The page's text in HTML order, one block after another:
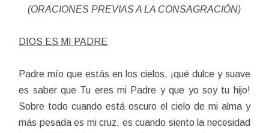
(ORACIONES PREVIAS A LA CONSAGRACIÓN)
DIOS ES MI PADRE
Padre mío que estás en los cielos, ¡qué dulce y suave
es saber que Tu eres mi Padre y que yo soy tu hijo!
Sobre todo cuando está oscuro el cielo de mi alma y
más pesada es mi cruz, es cuando siento la necesidad